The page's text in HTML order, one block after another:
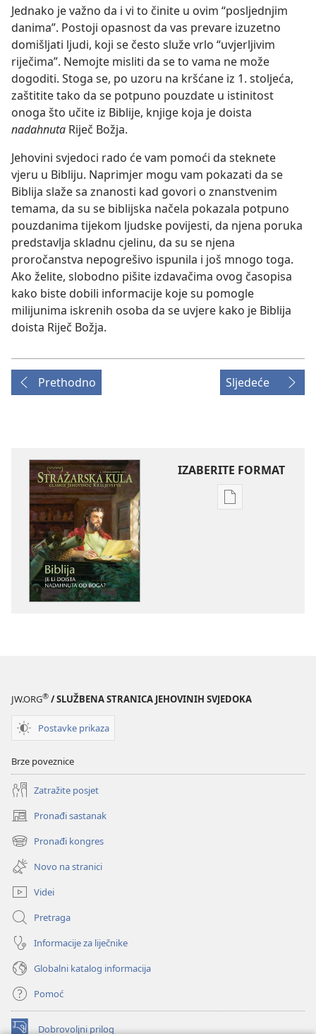
Jednako je važno da i vi to činite u ovim “posljednjim
danima”. Postoji opasnost da vas prevare izuzetno
domišljati ljudi, koji se često služe vrlo “uvjerljivim
riječima”. Nemojte misliti da se to vama ne može
dogoditi. Stoga se, po uzoru na kršćane iz 1. stoljeća,
zaštitite tako da se potpuno pouzdate u istinitost
onoga što učite iz Biblije, knjige koja je doista
nadahnuta Riječ Božja.
Jehovini svjedoci rado će vam pomoći da steknete
vjeru u Bibliju. Naprimjer mogu vam pokazati da se
Biblija slaže sa znanosti kad govori o znanstvenim
temama, da su se biblijska načela pokazala potpuno
pouzdanima tijekom ljudske povijesti, da njena poruka
predstavlja skladnu cjelinu, da su se njena
proročanstva nepogrešivo ispunila i još mnogo toga.
Ako želite, slobodno pišite izdavačima ovog časopisa
kako biste dobili informacije koje su pomogle
milijunima iskrenih osoba da se uvjere kako je Biblija
doista Riječ Božja.
Prethodno Sljedeće
IZABERITE FORMAT
Postavke
JW.ORG® / SLUŽBENA STRANICA JEHOVINIH SVJEDOKA
Postavke prikaza
Brze poveznice
Zatražite posjet
Pronađi sastanak
(otvara
se
novi
prozor)
Pronađi kongres
(otvara
se
novi
prozor)
Novo na stranici
Videi
Pretraga
Informacije za liječnike
Globalni katalog informacija
Pomoć
Dobrovoljni prilog